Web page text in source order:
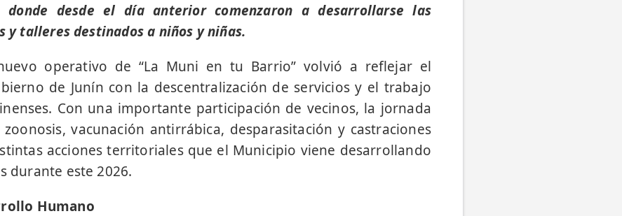
donde desde el día anterior comenzaron a desarrollarse las
y talleres destinados a niños y niñas.
operativo de “La Muni en tu Barrio” volvió a reflejar el
de Junín con la descentralización de servicios y el trabajo
Con una importante participación de vecinos, la jornada
vacunación antirrábica, desparasitación y castraciones
acciones territoriales que el Municipio viene desarrollando
durante este 2026.
Humano